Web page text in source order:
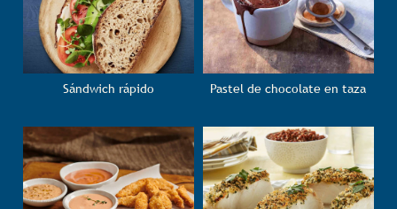
Sándwich rápido Pastel de chocolate en taza